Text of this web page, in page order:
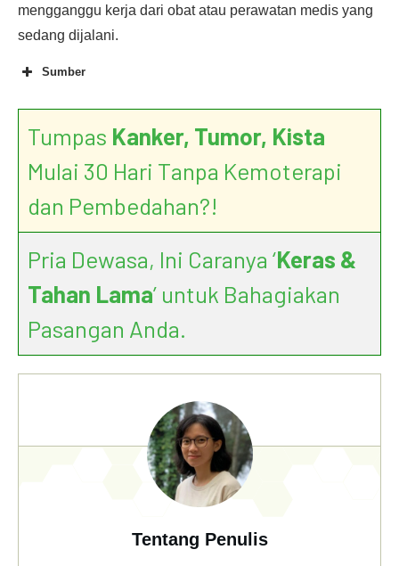
mengganggu kerja dari obat atau perawatan medis yang
sedang dijalani.
Sumber
Tumpas Kanker, Tumor, Kista
Mulai 30 Hari Tanpa Kemoterapi
dan Pembedahan?!
Pria Dewasa, Ini Caranya ‘Keras &
Tahan Lama’ untuk Bahagiakan
Pasangan Anda.
Tentang Penulis